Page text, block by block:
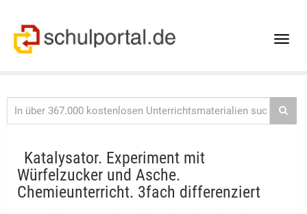
Toggle
Katalysator. Experiment mit
Würfelzucker und Asche.
Chemieunterricht. 3fach differenziert